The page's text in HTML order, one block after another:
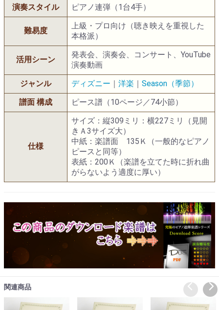
演奏スタイル
ピアノ連弾（1台4手）
難易度
上級・プロ向け（聴き映えを重視した
本格派）
活用シーン
発表会、演奏会、コンサート、YouTube
演奏動画
ジャンル
ディズニー ｜ 洋楽 ｜ Season（季節）
譜面 構成
ピース譜（10ページ／74小節）
仕様
サイズ：縦309ミリ：横227ミリ（見開
きＡ3サイズ大）
中紙：楽譜面 135Ｋ（一般的なピアノ
ピースと同等）
表紙：200Ｋ（楽譜を立てた時に折れ曲
がらないよう適度に厚い）
関連商品